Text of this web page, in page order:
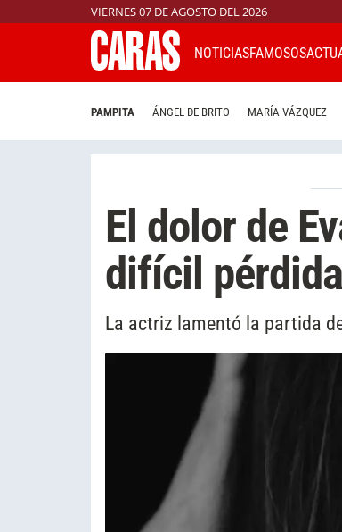
VIERNES 07 DE AGOSTO DEL 2026
NOTICIASFAMOSOS
PAMPITA ÁNGEL DE BRITO MARÍA VÁZQUEZ
El dolor de
difícil
La actriz lamentó la partida